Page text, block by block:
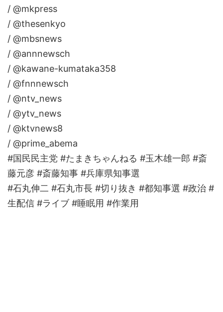
/ @mkpress
/ @thesenkyo
/ @mbsnews
/ @annnewsch
/ @kawane-kumataka358
/ @fnnnewsch
/ @ntv_news
/ @ytv_news
/ @ktvnews8
/ @prime_abema
#国民民主党 #たまきちゃんねる #玉木雄一郎 #斎
藤元彦 #斎藤知事 #兵庫県知事選
#石丸伸二 #石丸市長 #切り抜き #都知事選 #政治 #
生配信 #ライブ #睡眠用 #作業用